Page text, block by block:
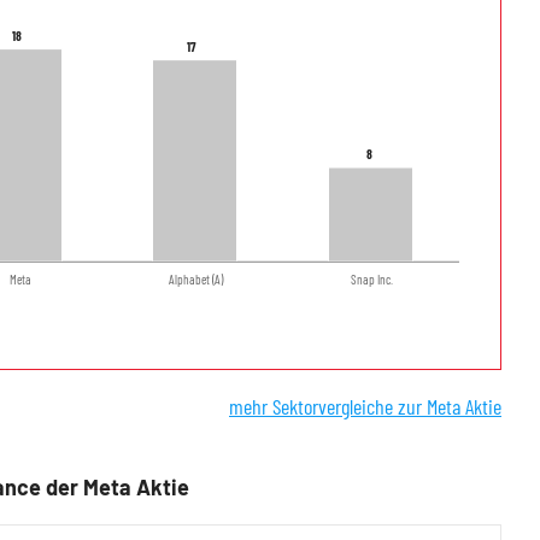
18
18
17
17
8
8
Meta Alphabet (A) Snap Inc.
mehr Sektorvergleiche zur Meta Aktie
der Meta Aktie